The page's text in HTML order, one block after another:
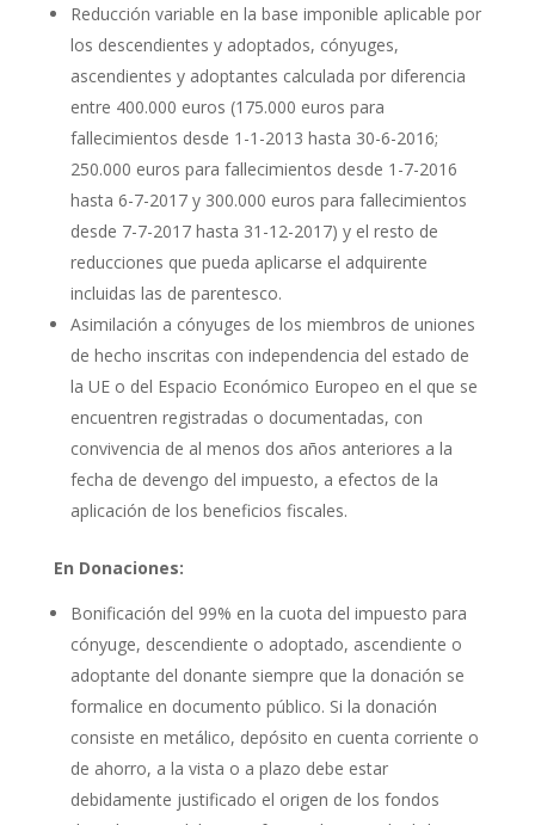
Reducción variable en la base imponible aplicable por
los descendientes y adoptados, cónyuges,
ascendientes y adoptantes calculada por diferencia
entre 400.000 euros (175.000 euros para
fallecimientos desde 1-1-2013 hasta 30-6-2016;
250.000 euros para fallecimientos desde 1-7-2016
hasta 6-7-2017 y 300.000 euros para fallecimientos
desde 7-7-2017 hasta 31-12-2017) y el resto de
reducciones que pueda aplicarse el adquirente
incluidas las de parentesco.
Asimilación a cónyuges de los miembros de uniones
de hecho inscritas con independencia del estado de
la UE o del Espacio Económico Europeo en el que se
encuentren registradas o documentadas, con
convivencia de al menos dos años anteriores a la
fecha de devengo del impuesto, a efectos de la
aplicación de los beneficios fiscales.
En Donaciones:
Bonificación del 99% en la cuota del impuesto para
cónyuge, descendiente o adoptado, ascendiente o
adoptante del donante siempre que la donación se
formalice en documento público. Si la donación
consiste en metálico, depósito en cuenta corriente o
de ahorro, a la vista o a plazo debe estar
debidamente justificado el origen de los fondos